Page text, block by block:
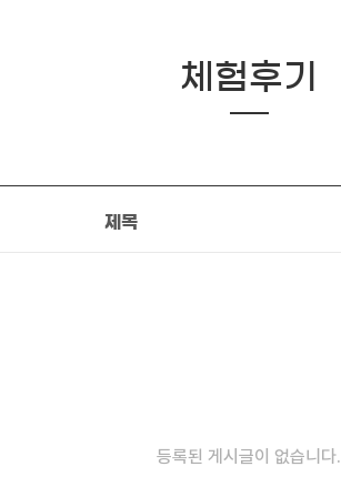
체험후기
제목
등록된 게시글이 없습니다.